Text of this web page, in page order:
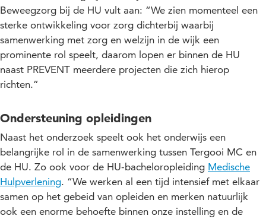
Beweegzorg bij de HU vult aan: “We zien momenteel een
sterke ontwikkeling voor zorg dichterbij waarbij
samenwerking met zorg en welzijn in de wijk een
prominente rol speelt, daarom lopen er binnen de HU
naast PREVENT meerdere projecten die zich hierop
richten.”
Ondersteuning opleidingen
Naast het onderzoek speelt ook het onderwijs een
belangrijke rol in de samenwerking tussen Tergooi MC en
de HU. Zo ook voor de HU-bacheloropleiding Medische
Hulpverlening. “We werken al een tijd intensief met elkaar
samen op het gebeid van opleiden en merken natuurlijk
ook een enorme behoefte binnen onze instelling en de